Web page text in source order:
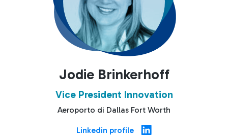
Jodie Brinkerhoff
Vice President Innovation
Aeroporto di Dallas Fort Worth
Linkedin profile